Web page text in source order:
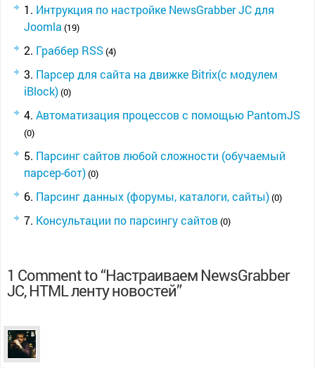
Интрукция по настройке NewsGrabber JC для
Joomla (19)
Граббер RSS (4)
Парсер для сайта на движке Bitrix(с модулем
iBlock)(0)
Автоматизация процессов с помощью PantomJS
(0)
Парсинг сайтов любой сложности (обучаемый
парсер-бот)(0)
Парсинг данных (форумы, каталоги, сайты)(0)
Консультации по парсингу сайтов(0)
1 Comment to “Настраиваем NewsGrabber
JC, HTML ленту новостей”